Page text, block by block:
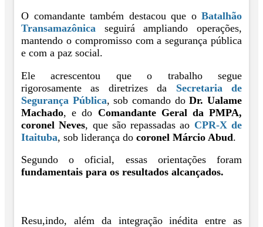
O comandante também destacou que o Batalhão
Transamazônica
seguirá ampliando operações,
mantendo o compromisso com a segurança pública
e com a paz social.
Ele acrescentou que o trabalho segue
rigorosamente as diretrizes da Secretaria de
Segurança Pública, sob comando doDr. Ualame
Machado, e do Comandante Geral da PMPA,
coronel Neves, que são repassadas ao CPR-X de
Itaituba, sob liderança do coronel Márcio Abud.
Segundo o oficial, essas orientações foram
fundamentais para os resultados alcançados.
Resu,indo, além da integração inédita entre as